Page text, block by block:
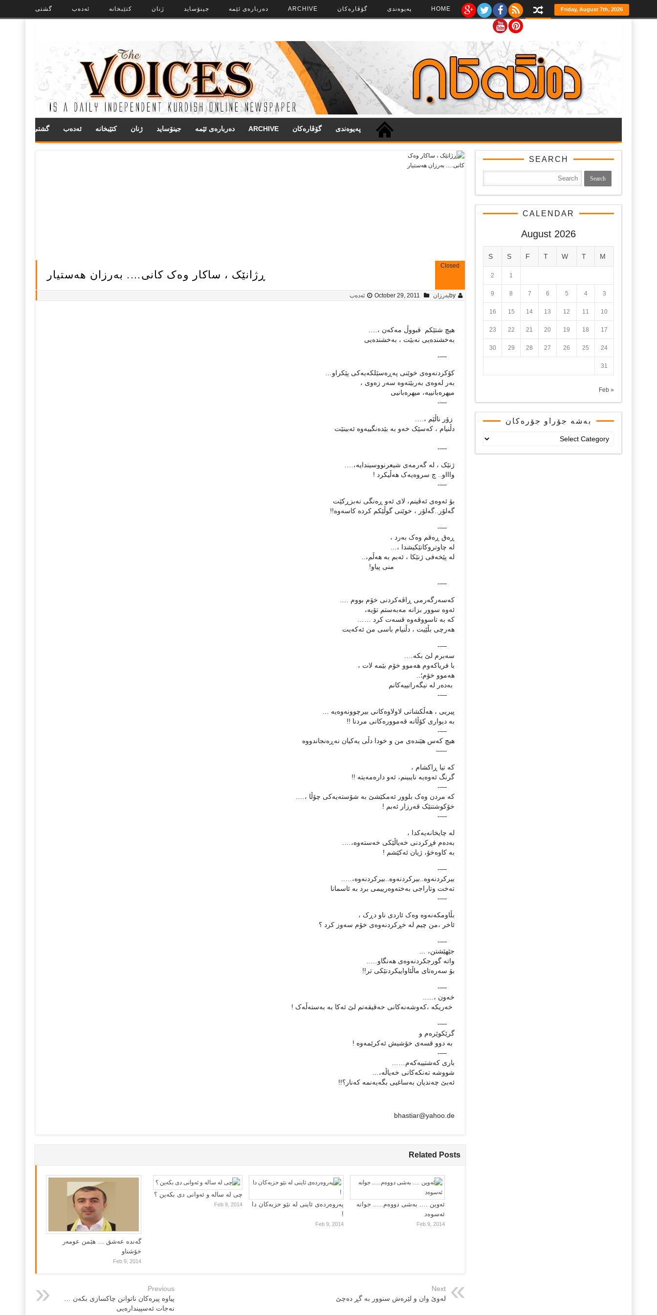
گشتی ئەدەب کتێبخانە ژنان جینۆساید ده‌رباره‌ی ئێمه ARCHIVE گۆڤاره‌کان په‌‌یوه‌ندی HOME Friday, August 7th, 2026
گشتی ئەدەب کتێبخانە ژنان جینۆساید ده‌رباره‌ی ئێمه ARCHIVE گۆڤاره‌کان په‌‌یوه‌ندی
ڕژانێک ، ساکار وه‌ک کانی…. به‌رزان هه‌ستیار
Closed
byبه‌رزان October 29, 2011 ئەدەب
هیچ شتێکم قبووڵ مه‌که‌ن ،….
به‌خشنده‌یی نه‌بێت ، به‌خشنده‌یی
—-
کۆکردنه‌وه‌ی خوێنی‌ په‌ڕه‌سێلکه‌یه‌کی پێکراو…
به‌ر له‌وه‌ی به‌ربێته‌وه‌ سه‌ر زه‌وی ،
میهره‌بانییه‌، میهره‌بانیی
—-
زۆر ناڵێم ،….
دڵنیام ، که‌سێک خه‌و به‌ بێده‌نگییه‌وه‌ ئه‌بینێت
—-
ژنێک ، له‌ گه‌رمه‌ی شیعرنووسیندایه‌،….
واااو.. چ سروه‌یه‌ک هه‌ڵیکرد !
—-
بۆ ئه‌وه‌ی ئه‌ڤینم، لای ئه‌و ڕه‌نگی نه‌بزڕکێت
گه‌لۆر..گه‌لۆر ، خوێنی گوڵێکم کرده‌ کاسه‌وه‌!!
—-
ڕه‌ق ڕه‌قم وه‌ک به‌رد ،
له‌ چاوتروکانێکیشدا ،…
له‌ پێخه‌فی ژنێکا ، ئه‌بم به‌ هه‌ڵم،..
منی پیاو!
—-
که‌سه‌رگه‌رمی ڕاڤه‌‌کردنی خۆم بووم ….
ئه‌وه‌ سوور بزانه‌ مه‌به‌ستم تۆیه‌،
که‌ به‌ تاسووقه‌وه‌ قسه‌ت کرد ……
هه‌رچی بڵێیت ، دڵنیام باسی من ئه‌که‌یت
—-
سه‌برم لێ بکه….‌
با فریاکه‌وم هه‌موو خۆم بێمه‌ لات ،
هه‌موو خۆم؛..
به‌ده‌ر له‌ نیگه‌رانییه‌کانم
—-
پیریی ، هه‌ڵکشانی لاولاوه‌کانی بیرچوونه‌وه‌یه‌ …
به‌ دیواری کۆڵانه‌ قه‌مووره‌کانی مردنا !!
—-
هیچ که‌س هێنده‌ی من و خودا دڵی یه‌کیان نه‌ڕه‌نجاندووه‌
—–
که‌ تیا ڕاکشام ،
گرنگ ئه‌وه‌یه‌ نا‌یبینم، ئه‌و داره‌مه‌یته‌ !!
—-
که‌ مردن وه‌ک بلوور ئه‌مکێشێ به‌ شۆسته‌یه‌کی چۆڵا ،….
خۆکوشتنێک قه‌رزار ئه‌بم !
—-
له‌ چایخانه‌یه‌کدا ،
به‌ده‌م فڕکردنی خه‌یاڵێکی خه‌سته‌وه‌‌،….
به‌ کاوه‌خۆ، ژیان ئه‌کێشم !
—-
بیرکردنه‌وه‌..بیرکردنه‌وه‌..بیرکردنه‌وه‌،…..
ته‌خت وتاراجی به‌خته‌وه‌رییمی برد به‌ ئاسمانا
—-
بڵاومکه‌نه‌وه‌ وه‌ک ئاردی ناو دڕک ،
ئاخر ،من چیم له‌ خڕکردنه‌وه‌ی خۆم سه‌وز کرد ؟
—-
جێهێشتن، …
واته گورجکردنه‌وه‌ی هه‌نگاو…..
بۆ سه‌ره‌تای ماڵئاواییکردنێکی تر!!
—-
خه‌ون ،…..
خه‌ریکه ،‌که‌وشه‌نه‌کانی حه‌قیقه‌تم لێ ئه‌کا به‌ به‌سته‌ڵه‌ک !
—-
گرێکوێره‌م و
به‌ دوو قسه‌ی خۆشیش ئه‌کرێمه‌وه‌ !
—-
باری که‌شتییه‌که‌م……
شووشه‌ ته‌نکه‌کا‌نی خه‌یاڵه،‌…
ئه‌بێ چه‌ندیان به‌ساغیی بگه‌یه‌نمه‌ که‌نار؟!!
bhastiar@yahoo.de
Related Posts
گه‌نده‌ عه‌شق … هێمن عومه‌ر
خۆشناو
Feb 9, 2014
چی لە سالە و ئەوانی دی بكەین ؟
Feb 9, 2014
پەروەردەی ئاینی لە نێو حزبەکان دا
!
Feb 9, 2014
ئەوین …. بەشی دووەم….. جوانە
ئەسوەد
Feb 9, 2014
Previous
پیاوه‌ پیره‌كان ناتوانن چاكسازی بكه‌ن …
نه‌جات ئه‌سپینداره‌یی
Next
لەوێ وان و لێرەش سنوور بە گڕ دەچێ
SEARCH
CALENDAR
August 2026
M
T
W
T
F
S
S
1
2
3
4
5
6
7
8
9
10
11
12
13
14
15
16
17
18
19
20
21
22
23
24
25
26
27
28
29
30
31
« Feb
بەشە جۆراو جۆرەکان
جۆرەکان